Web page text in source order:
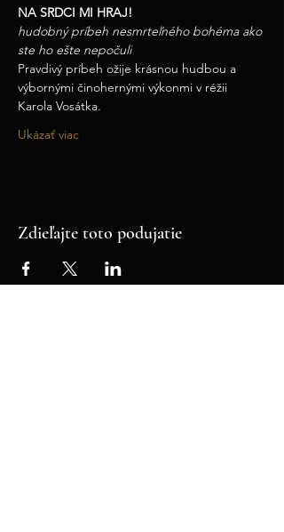
NA SRDCI MI HRAJ!
hudobný príbeh nesmrteľného bohéma ako
ste ho ešte nepočuli
Pravdivý príbeh ožije krásnou hudbou a
výbornými činohernými výkonmi v réžii
Karola Vosátka.
Ukázať viac
Zdieľajte toto podujatie